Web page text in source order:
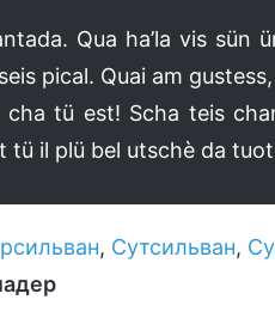
Qua ha’la vis sün
pical. Quai am gustess,
tü est! Scha teis
tü il plü bel utschè da
, Сутсильван,